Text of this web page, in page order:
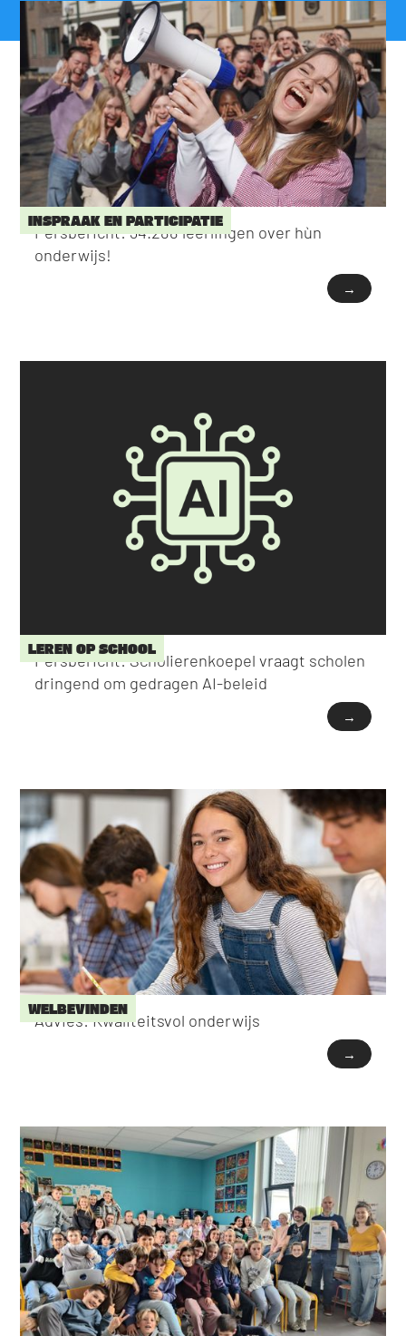
INSPRAAK EN PARTICIPATIE
Persbericht: 34.288 leerlingen over hùn
onderwijs!
→
LEREN OP SCHOOL
Persbericht: Scholierenkoepel vraagt scholen
dringend om gedragen AI-beleid
→
WELBEVINDEN
Advies: Kwaliteitsvol onderwijs
→